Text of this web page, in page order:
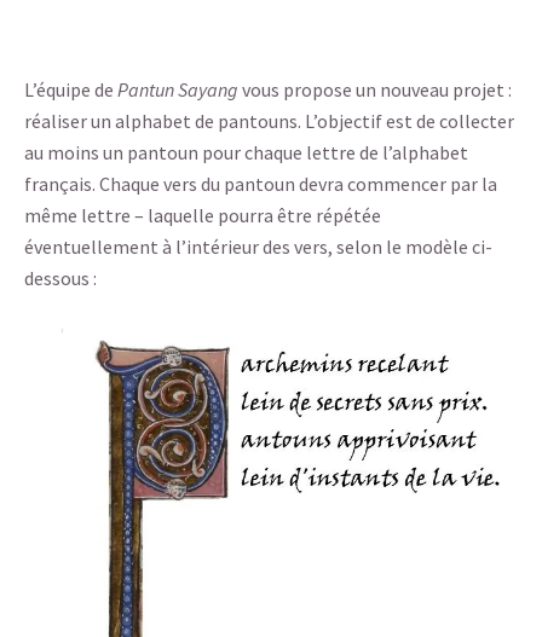
L’équipe de Pantun Sayang vous propose un nouveau projet :
réaliser un alphabet de pantouns. L’objectif est de collecter
au moins un pantoun pour chaque lettre de l’alphabet
français. Chaque vers du pantoun devra commencer par la
même lettre – laquelle pourra être répétée
éventuellement à l’intérieur des vers, selon le modèle ci-
dessous :